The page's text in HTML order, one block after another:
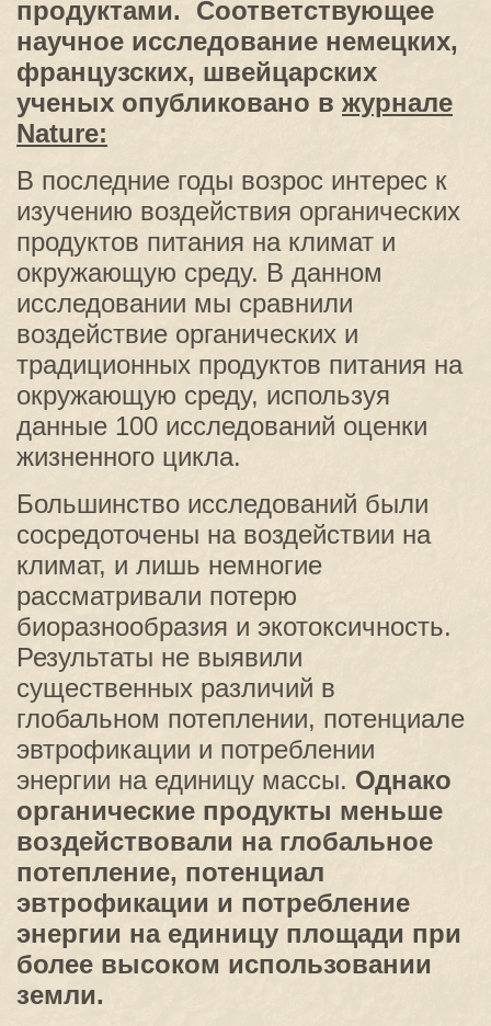
продуктами. Соответствующее
научное исследование немецких,
французских, швейцарских
ученых опубликовано в журнале
Nature:
В последние годы возрос интерес к
изучению воздействия органических
продуктов питания на климат и
окружающую среду. В данном
исследовании мы сравнили
воздействие органических и
традиционных продуктов питания на
окружающую среду, используя
данные 100 исследований оценки
жизненного цикла.
Большинство исследований были
сосредоточены на воздействии на
климат, и лишь немногие
рассматривали потерю
биоразнообразия и экотоксичность.
Результаты не выявили
существенных различий в
глобальном потеплении, потенциале
эвтрофикации и потреблении
энергии на единицу массы. Однако
органические продукты меньше
воздействовали на глобальное
потепление, потенциал
эвтрофикации и потребление
энергии на единицу площади при
более высоком использовании
земли.